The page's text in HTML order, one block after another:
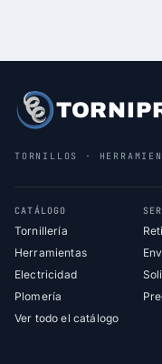
TORNILLOS ·
CATÁLOGO
Tornillería
Herramientas
Electricidad
Plomería
Ver todo el catálogo